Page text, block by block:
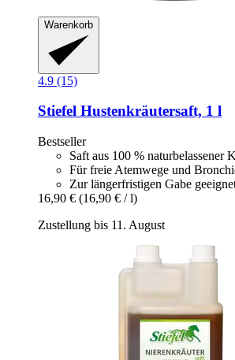
Warenkorb
4.9 (15)
Stiefel Hustenkräutersaft, 1 l
Bestseller
Saft aus 100 % naturbelassener
Für freie Atemwege und
Zur längerfristigen Gabe
16,90 € (16,90 € / l)
Zustellung bis 11. August